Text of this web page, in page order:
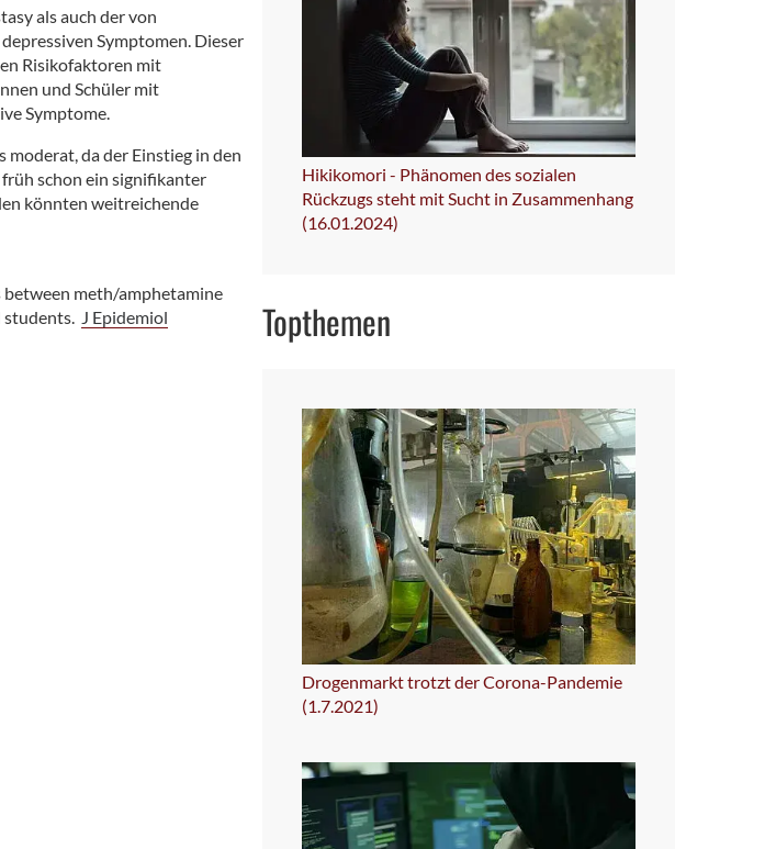
als auch der von
Symptomen. Dieser
Risikofaktoren mit
und Schüler mit
Symptome.
da der Einstieg in den
schon ein signifikanter
könnten weitreichende
between meth/amphetamine
students. J Epidemiol
Hikikomori - Phänomen des sozialen
Rückzugs steht mit Sucht in Zusammenhang
(16.01.2024)
Topthemen
Drogenmarkt trotzt der Corona-Pandemie
(1.7.2021)